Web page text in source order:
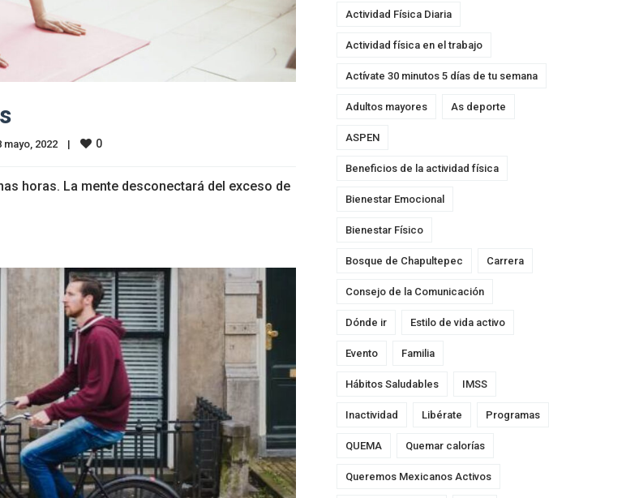
mayo, 2022 | 0
horas. La mente desconectará del exceso de
Actividad Física Diaria
Actividad física en el trabajo
Actívate 30 minutos 5 días de tu semana
Adultos mayores As deporte
ASPEN
Beneficios de la actividad física
Bienestar Emocional
Bienestar Físico
Bosque de Chapultepec Carrera
Consejo de la Comunicación
Dónde ir Estilo de vida activo
Evento Familia
Hábitos Saludables IMSS
Inactividad Libérate Programas
QUEMA Quemar calorías
Queremos Mexicanos Activos